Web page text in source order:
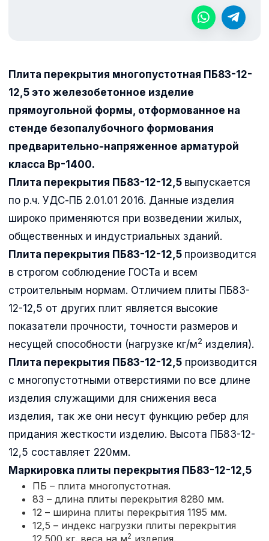
Плита перекрытия многопустотная ПБ83-12-
12,5 это железобетонное изделие
прямоугольной формы, отформованное на
стенде безопалубочного формования
предварительно-напряженное арматурой
класса Вр-1400.
Плита перекрытия ПБ83-12-12,5 выпускается
по р.ч. УДС-ПБ 2.01.01 2016. Данные изделия
широко применяются при возведении жилых,
общественных и индустриальных зданий.
Плита перекрытия ПБ83-12-12,5 производится
в строгом соблюдение ГОСТа и всем
строительным нормам. Отличием плиты ПБ83-
12-12,5 от других плит является высокие
показатели прочности, точности размеров и
несущей способности (нагрузке кг/м2 изделия).
Плита перекрытия ПБ83-12-12,5 производится
с многопустотными отверстиями по все длине
изделия служащими для снижения веса
изделия, так же они несут функцию ребер для
придания жесткости изделию. Высота ПБ83-12-
12,5 составляет 220мм.
Маркировка плиты перекрытия ПБ83-12-12,5
ПБ – плита многопустотная.
83 – длина плиты перекрытия 8280 мм.
12 – ширина плиты перекрытия 1195 мм.
12,5 – индекс нагрузки плиты перекрытия
12,500 кг. веса на м2 изделия.